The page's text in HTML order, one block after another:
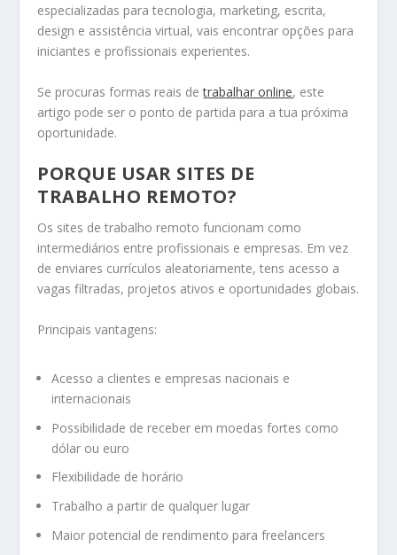
especializadas para tecnologia, marketing, escrita,
design e assistência virtual, vais encontrar opções para
iniciantes e profissionais experientes.
Se procuras formas reais detrabalhar online, este
artigo pode ser o ponto de partida para a tua próxima
oportunidade.
PORQUE USAR SITES DE
TRABALHO REMOTO?
Os sites de trabalho remoto funcionam como
intermediários entre profissionais e empresas. Em vez
de enviares currículos aleatoriamente, tens acesso a
vagas filtradas, projetos ativos e oportunidades globais.
Principais vantagens:
Acesso a clientes e empresas nacionais e
internacionais
Possibilidade de receber em moedas fortes como
dólar ou euro
Flexibilidade de horário
Trabalho a partir de qualquer lugar
Maior potencial de rendimento para freelancers